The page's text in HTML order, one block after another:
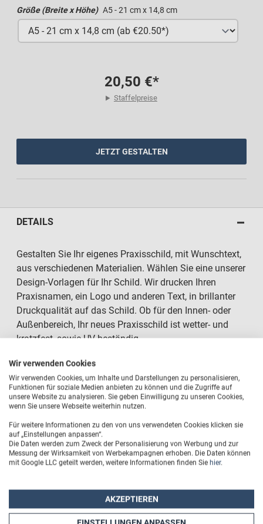
Größe (Breite x Höhe) A5 - 21 cm x 14,8 cm
20,50 €*
Staffelpreise
JETZT GESTALTEN
DETAILS
Gestalten Sie Ihr eigenes Praxisschild, mit Wunschtext,
aus verschiedenen Materialien. Wählen Sie eine unserer
Design-Vorlagen für Ihr Schild. Wir drucken Ihren
Praxisnamen, ein Logo und anderen Text, in brillanter
Druckqualität auf das Schild. Ob für den Innen- oder
Außenbereich, Ihr neues Praxisschild ist wetter- und
kratzfest, sowie UV-beständig.
Praxisschilder mit Wunschtext
Wetterfest, UV-beständig und kratzfest
Auch als Aufkleber oder Magnetschild
Wir verwenden Cookies
Wir verwenden Cookies, um Inhalte und Darstellungen zu personalisieren,
Funktionen für soziale Medien anbieten zu können und die Zugriffe auf
unsere Website zu analysieren. Sie geben Einwilligung zu unseren Cookies,
wenn Sie unsere Webseite weiterhin nutzen.
Für weitere Informationen zu den von uns verwendeten Cookies klicken sie
auf „Einstellungen anpassen“.
Die Daten werden zum Zweck der Personalisierung von Werbung und zur
Messung der Wirksamkeit von Werbekampagnen erhoben. Die Daten können
mit Google LLC geteilt werden, weitere Informationen finden Sie hier.
AKZEPTIEREN